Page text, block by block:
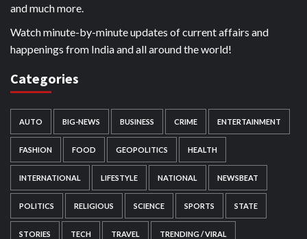
and much more.
Watch minute-by-minute updates of current affairs and
happenings from India and all around the world!
Categories
AUTO BIG-NEWS BUSINESS CRIME ENTERTAINMENT
FASHION FOOD GEOPOLITICS HEALTH
INTERNATIONAL LIFESTYLE NATIONAL NEWSBEAT
POLITICS RELIGIOUS SCIENCE SPORTS STATE
STORIES TECH TRAVEL TRENDING / VIRAL